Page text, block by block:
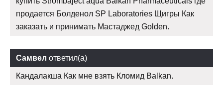
продается Болденол SP Laboratories Щигры Как
заказать и принимать Мастаджед Golden.
Самвел ответил(а)
Кандалакша Как мне взять Кломид Balkan.